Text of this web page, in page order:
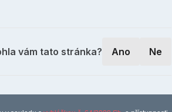
vám tato stránka? Ano Ne